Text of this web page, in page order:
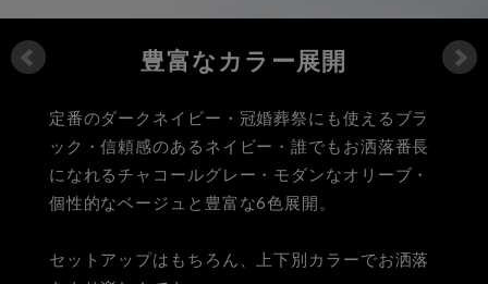
豊富なカラー展開
定番のダークネイビー・冠婚葬祭にも使えるブラ
ック・信頼感のあるネイビー・誰でもお洒落番長
になれるチャコールグレー・モダンなオリーブ・
個性的なベージュと豊富な6色展開。
セットアップはもちろん、上下別カラーでお洒落